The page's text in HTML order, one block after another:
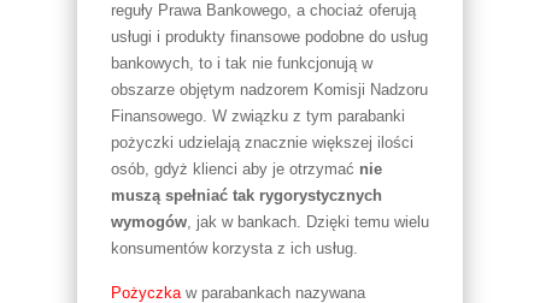
reguły Prawa Bankowego, a chociaż oferują
usługi i produkty finansowe podobne do usług
bankowych, to i tak nie funkcjonują w
obszarze objętym nadzorem Komisji Nadzoru
Finansowego. W związku z tym parabanki
pożyczki udzielają znacznie większej ilości
osób, gdyż klienci aby je otrzymać nie
muszą spełniać tak rygorystycznych
wymogów, jak w bankach. Dzięki temu wielu
konsumentów korzysta z ich usług.
Pożyczkaw parabankach nazywana